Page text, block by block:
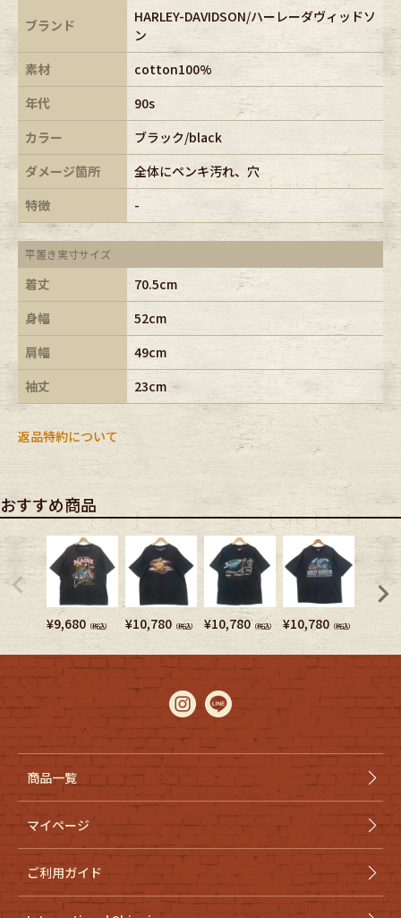
ブランド
HARLEY-DAVIDSON/ハーレーダヴィッドソ
ン
素材
cotton100%
年代
90s
カラー
ブラック/black
ダメージ箇所
全体にペンキ汚れ、穴
特徴
-
平置き実寸サイズ
着丈
70.5cm
身幅
52cm
肩幅
49cm
袖丈
23cm
返品特約について
おすすめ商品
¥9,680 （税込） ¥10,780 （税込） ¥10,780 （税込） ¥10,780 （税込）
商品一覧
マイページ
ご利用ガイド